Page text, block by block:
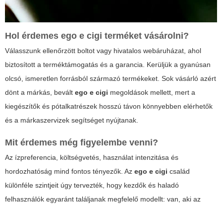
Hol érdemes ego e cigi terméket vásárolni?
Válasszunk ellenőrzött boltot vagy hivatalos webáruházat, ahol
biztosított a terméktámogatás és a garancia. Kerüljük a gyanúsan
olcsó, ismeretlen forrásból származó termékeket. Sok vásárló azért
dönt a márkás, bevált ego e cigi megoldások mellett, mert a
kiegészítők és pótalkatrészek hosszú távon könnyebben elérhetők
és a márkaszervizek segítséget nyújtanak.
Mit érdemes még figyelembe venni?
Az ízpreferencia, költségvetés, használat intenzitása és
hordozhatóság mind fontos tényezők. Az ego e cigi család
különféle szintjeit úgy tervezték, hogy kezdők és haladó
felhasználók egyaránt találjanak megfelelő modellt: van, aki az